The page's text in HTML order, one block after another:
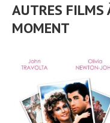
AUTRES FILMS
MOMENT